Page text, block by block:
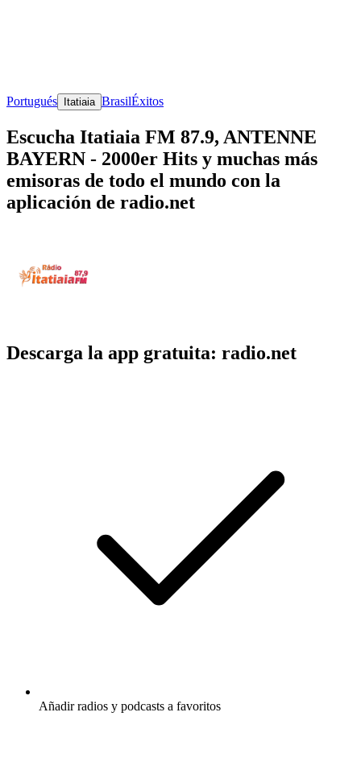
Portugués Itatiaia BrasilÉxitos
Escucha Itatiaia FM 87.9, ANTENNE
BAYERN - 2000er Hits y muchas más
emisoras de todo el mundo con la
aplicación de radio.net
Descarga la app gratuita: radio.net
Añadir radios y podcasts a favoritos